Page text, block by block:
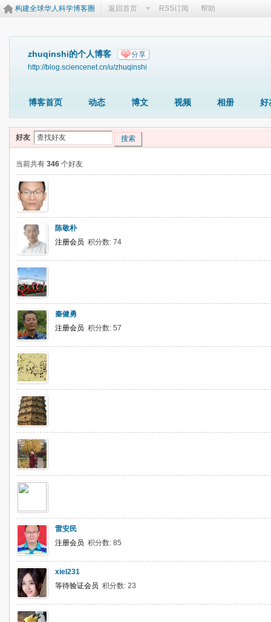
构建全球华人科学博客圈 返回首页 RSS订阅 帮助
zhuqinshi的个人博客 分享
http://blog.sciencenet.cn/u/zhuqinshi
博客首页 动态 博文 视频 相册 好
好友 搜索
当前共有 346 个好友
陈敬朴
注册会员 积分数: 74
秦健勇
注册会员 积分数: 57
雷安民
注册会员 积分数: 85
xiel231
等待验证会员 积分数: 23